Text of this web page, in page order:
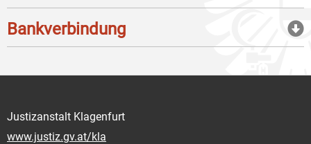
Bankverbindung
Justizanstalt Klagenfurt
www.justiz.gv.at/kla